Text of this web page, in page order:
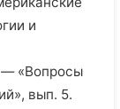
и
«Вопросы
вып. 5.